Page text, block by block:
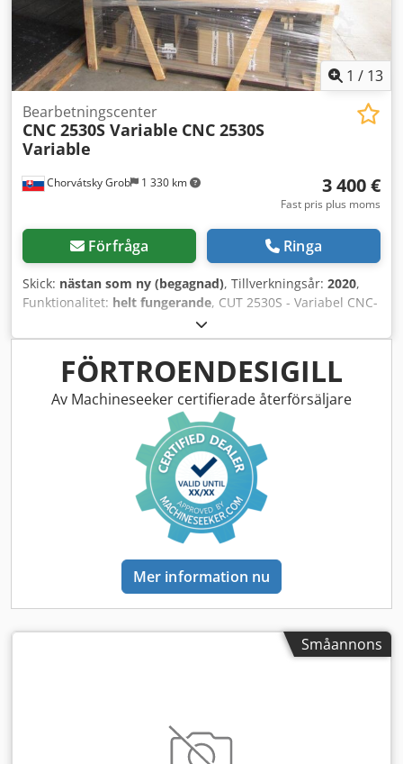
1 / 13
Chorvátsky Grob 1 330 km
Bearbetningscenter
CNC 2530S Variable CNC 2530S
Variable
3 400 €
Fast pris plus moms
Förfråga Ringa
Skick: nästan som ny (begagnad), Tillverkningsår: 2020,
Funktionalitet: helt fungerande, CUT 2530S - Variabel CNC-
maskin Dkodpfxowfdm Ee Akqer EPS-skärmaskin med 4
oberoende rörliga axlar och variabelt maskinbord.
FÖRTROENDESIGILL
Av Machineseeker certifierade återförsäljare
Mer information nu
Småannons